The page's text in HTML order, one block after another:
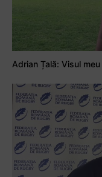
Adrian Țală: Visul